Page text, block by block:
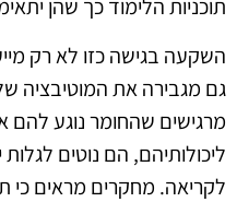
תוכניות הלימוד כך שהן
השקעה בגישה כזו לא רק
גם מגבירה את המוטיבציה
מרגישים שהחומר נוגע
ליכולותיהם, הם נוטים
לקריאה. מחקרים מראים כי